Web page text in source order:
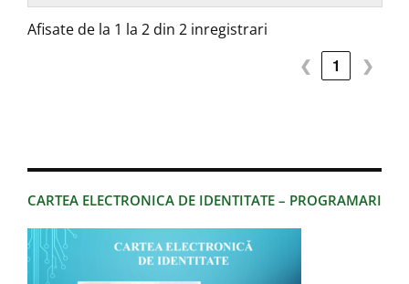
CARTEA ELECTRONICA DE IDENTITATE – PROGRAMARI
Afisate de la 1 la 2 din 2 inregistrari
❮ 1 ❯